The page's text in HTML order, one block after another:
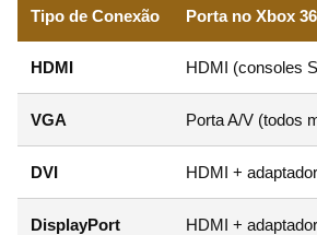
Tipo de Conexão Porta no Xbox
HDMI HDMI (consoles
VGA Porta A/V (todos
DVI HDMI + adaptador
DisplayPort HDMI +